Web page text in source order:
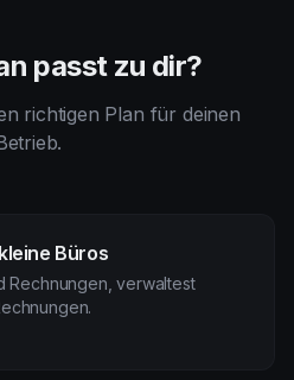
passt zu dir?
richtigen Plan für deinen
Büros
Rechnungen, verwaltest